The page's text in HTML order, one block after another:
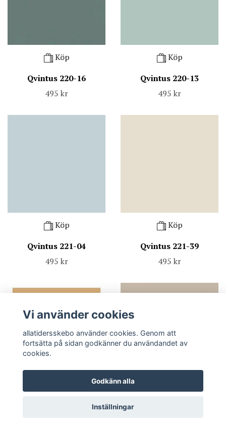
Köp
Qvintus 220-16
495 kr
Köp
Qvintus 220-13
495 kr
Köp
Qvintus 221-04
495 kr
Köp
Qvintus 221-39
495 kr
Köp
Köp
Vi använder cookies
allatidersskebo använder cookies. Genom att
fortsätta på sidan godkänner du användandet av
cookies.
Godkänn alla
Inställningar